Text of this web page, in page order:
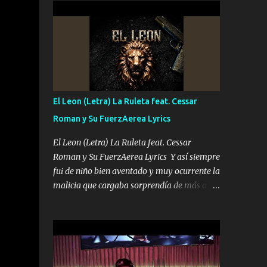
por el interés P...
inteligente junto con su hermano el TRES
blindado el Estado tiene andan ESPERANDO
al UNO QUE PRONTO ESTARÁ PRESENTE
Que no falten las bucanas ni tampoco las
mujeres porque es platica de grandes por eso
hay que estar alegres doy las instrucciones
para atender los deberes Música Si es que
salta algún problema de confianza tengo
gente ahí está el Hombre Cuarenta y
también Pariente 7 arreglan cualquier
problema no más es cuestión que ordené
NOS HACE FALTA UN HERMANO DE CLAVE
SIEMPRE VIO POR LA FAMILIA PARA QUE
SIGA EL LEGADO Es el DOS de los
HERMANOS un cerebro inteligente y com...
El Leon (Letra) La Ruleta feat. Cessar
Roman y Su FuerzAerea Lyrics
El Leon (Letra) La Ruleta feat. Cessar
Roman y Su FuerzAerea Lyrics Y así siempre
fui de niño bien aventado y muy ocurrente la
malicia que cargaba sorprendía de más a la
Tranquilo me la navego ando en lo mío sin
ni un pendiente si hay problemas lo